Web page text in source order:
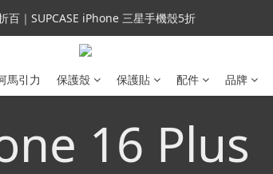
免運｜父親節禮手機殼5折、行動電源66折
百｜SUPCASE iPhone 三星手機殼5折
免運｜父親節禮手機殼5折、行動電源66折
馬引力 保護殼 保護貼 配件 品牌
16 Plus